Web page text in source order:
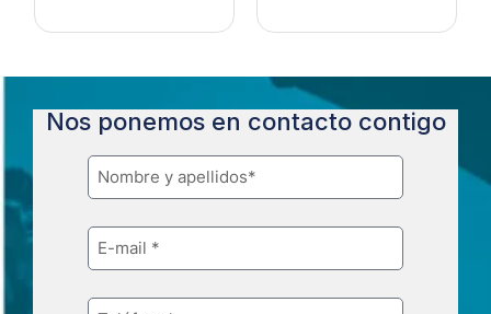
Nos ponemos en contacto contigo